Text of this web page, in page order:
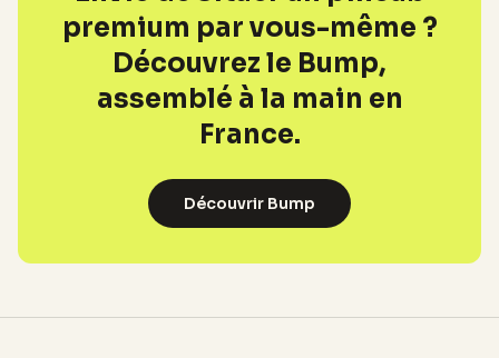
premium par vous-même ?
Découvrez le Bump,
assemblé à la main en
France.
Découvrir Bump